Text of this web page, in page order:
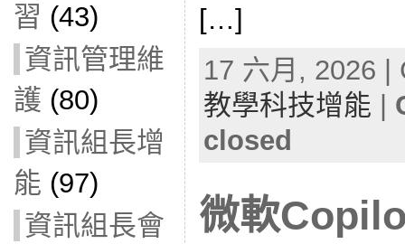
習 (43)
資訊管理維
護 (80)
資訊組長增
能 (97)
資訊組長會
[…]
17 六月, 2026
教學科技增能 |
closed
微軟